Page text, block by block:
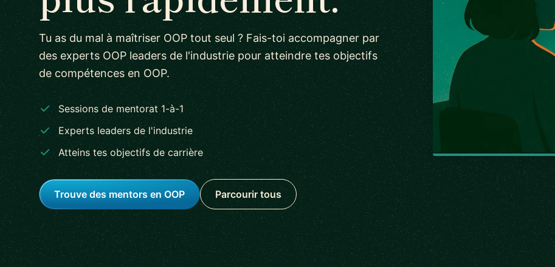
Tu as du mal à maîtriser OOP tout seul ? Fais-toi accompagner par
des experts OOP leaders de l'industrie pour atteindre tes objectifs
de compétences en OOP.
Sessions de mentorat 1-à-1
Experts leaders de l'industrie
Atteins tes objectifs de carrière
Trouve des mentors en OOP Parcourir tous